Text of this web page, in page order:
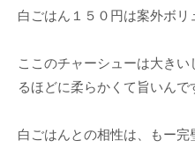
白ごはん１５０円は案外ボリ
ここのチャーシューは大き
るほどに柔らかくて旨いんで
白ごはんとの相性は、もー完